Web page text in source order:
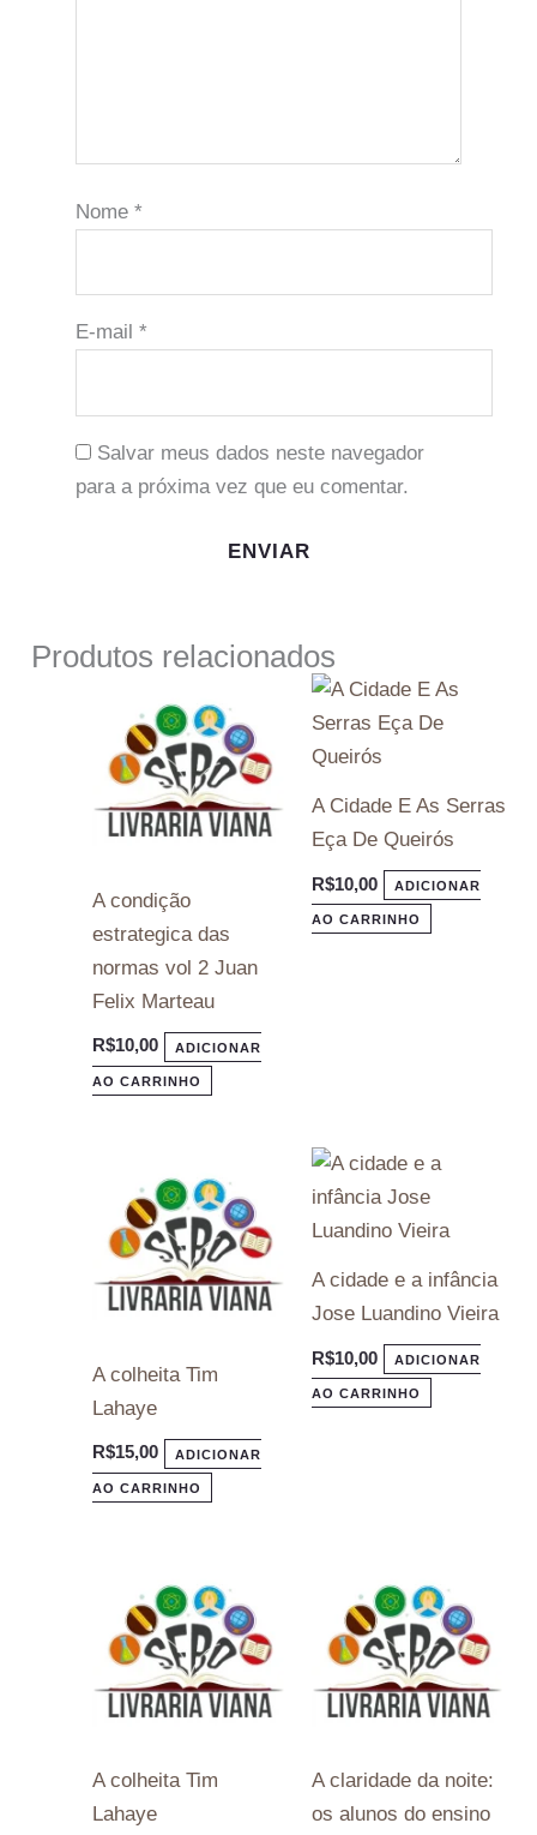
Nome *
E-mail *
Salvar meus dados neste navegador
para a próxima vez que eu comentar.
Produtos relacionados
A condição
estrategica das
normas vol 2 Juan
Felix Marteau
R$10,00 ADICIONAR
AO CARRINHO
A Cidade E As Serras
Eça De Queirós
R$10,00 ADICIONAR
AO CARRINHO
A colheita Tim
Lahaye
R$15,00 ADICIONAR
AO CARRINHO
A cidade e a infância
Jose Luandino Vieira
R$10,00 ADICIONAR
AO CARRINHO
A colheita Tim
Lahaye
A claridade da noite:
os alunos do ensino